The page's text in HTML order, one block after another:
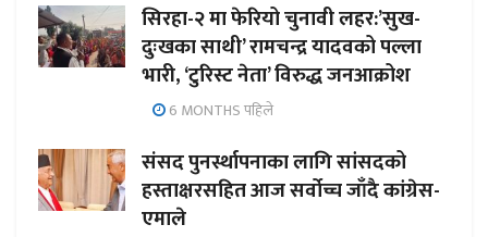
सिरहा-२ मा फेरियो चुनावी लहर:’सुख-
दुःखका साथी’ रामचन्द्र यादवको पल्ला
भारी, ‘टुरिस्ट नेता’ विरुद्ध जनआक्रोश
6 MONTHS पहिले
संसद पुनर्स्थापनाका लागि सांसदको
हस्ताक्षरसहित आज सर्वोच्च जाँदै कांग्रेस-
एमाले